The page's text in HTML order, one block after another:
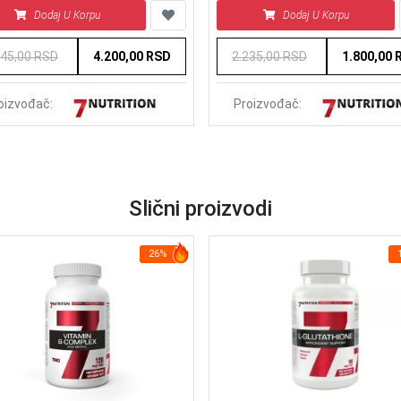
Dodaj U Korpu
RSD 4.200,00 RSD
Dodaj U Korpu
2.235,00 RSD 1.800,00
Proizvođač:
Slični proizvodi
26%